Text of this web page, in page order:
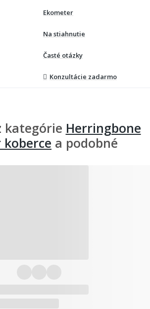
Ekometer
Na stiahnutie
Časté otázky
Konzultácie zadarmo
kategórie Herringbone
koberce a podobné